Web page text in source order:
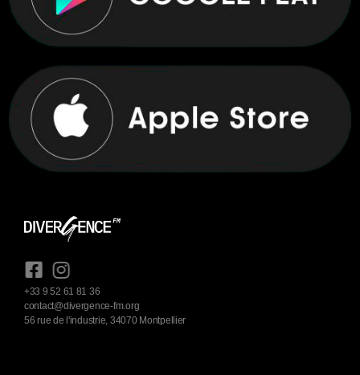
+33 9 52 61 81 36
contact@divergence-fm.org
56 rue de l'industrie, 34070 Montpellier